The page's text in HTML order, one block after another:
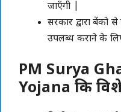
जाएँगी |
सरकार द्वारा बेंको
उपलब्ध कराने के लिए
PM Surya
Yojana कि